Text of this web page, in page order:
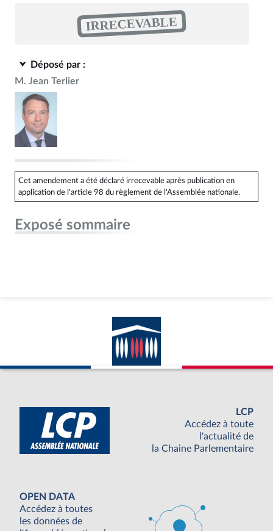
IRRECEVABLE
Déposé par :
M. Jean Terlier
Cet amendement a été déclaré irrecevable après publication en
application de l'article 98 du règlement de l'Assemblée nationale.
Exposé sommaire
LCP
Accédez à toute
l'actualité de
la Chaine Parlementaire
OPEN DATA
Accédez à toutes
les données de